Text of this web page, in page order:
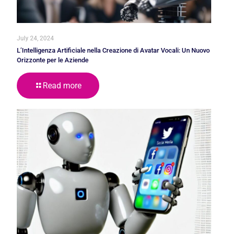
July 24, 2024
L’Intelligenza Artificiale nella Creazione di Avatar Vocali: Un Nuovo
Orizzonte per le Aziende
Read more